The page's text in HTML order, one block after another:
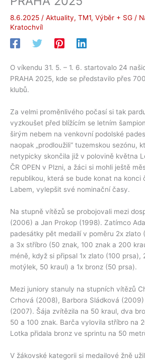
8.6.2025 / Aktuality, TM1, Výběr + SG /
Kratochvíl
O víkendu 31. 5. – 1. 6. startovalo 24
PRAHA 2025, kde se představilo přes
klubů.
Za velmi proměnlivého počasí si tak
vyzkoušet před blížícím se letním
širým nebem na venkovní podolské
naopak „prodloužili“ tuzemskou sezónu,
netypicky skončila již v polovině května
ČR OPEN v Plzni, a žáci si mohli ještě
republikou, která se bude konat na konci
Labem, vylepšit své nominační časy.
Na stupně vítězů se probojovali mezi
(2006) a Jan Prokop (1998). Zatímco
padesátky pět medailí v poměru 2x
a 3x stříbro (50 znak, 100 znak a 200
méně, když si připsal 1x zlato (100 prsa),
motýlek, 50 kraul) a 1x bronz (50 prsa).
Mezi juniory stanuly na stupních vítězů
Crhová (2008), Barbora Sládková
(2007). Šája zvítězila na 50 kraul, dva
50 a 100 znak. Barča vylovila stříbro na
Lotka přidala bronz ve sprintu na 50
V žákovské kategorii si medailové žně